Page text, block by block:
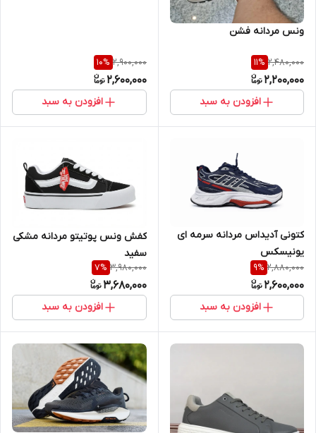
ونس مردانه فشن
2,480,000
11%
2,200,000
افزودن به سبد
2,900,000
10%
2,600,000
افزودن به سبد
کتونی آدیداس مردانه سرمه ای
یونیسکس
2,880,000
9%
2,600,000
افزودن به سبد
کفش ونس پوتیتو مردانه مشکی
سفید
3,980,000
7%
3,680,000
افزودن به سبد